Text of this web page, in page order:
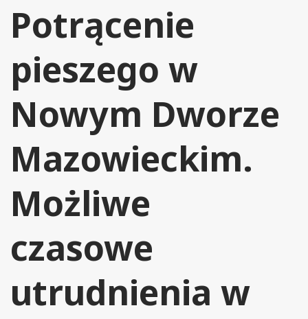
Potrącenie
pieszego w
Nowym Dworze
Mazowieckim.
Możliwe
czasowe
utrudnienia w